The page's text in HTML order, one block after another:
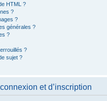
HTML ?
?
?
générales ?
?
?
sujet ?
et d’inscription